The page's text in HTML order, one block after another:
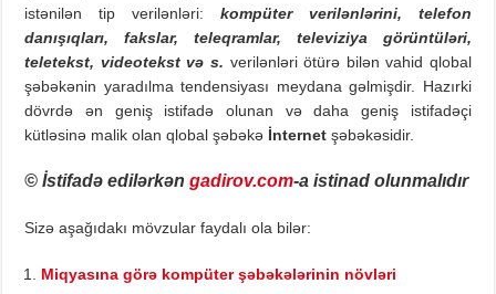
istənilən tip verilənləri: kompüter verilənlərini, telefon
danışıqları, fakslar, teleqramlar, televiziya görüntüləri,
teletekst, videotekstvə s. verilənləri ötürə bilən vahid qlobal
şəbəkənin yaradılma tendensiyası meydana gəlmişdir. Hazırki
dövrdə ən geniş istifadə olunan və daha geniş istifadəçi
kütləsinə malik olan qlobal şəbəkə İnternet şəbəkəsidir.
© İstifadə edilərkəngadirov.com-a istinad olunmalıdır
Sizə aşağıdakı mövzular faydalı ola bilər:
Miqyasına görə kompüter şəbəkələrinin növləri